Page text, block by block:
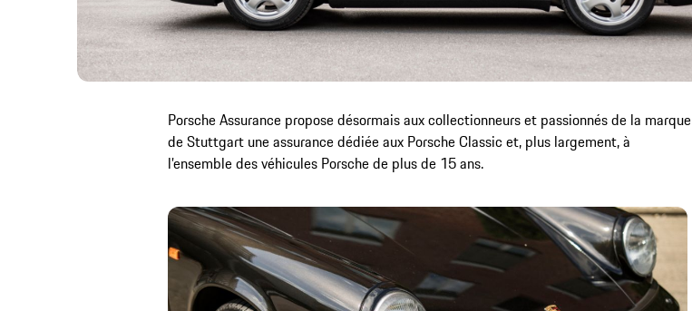
Porsche Assurance propose désormais aux collectionneurs et passionnés de la marque
de Stuttgart une assurance dédiée aux Porsche Classic et, plus largement, à
l’ensemble des véhicules Porsche de plus de 15 ans.